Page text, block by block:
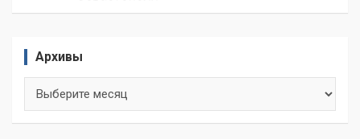
Архивы